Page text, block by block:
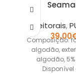
Peitorais,
39,00
Composição:
algodão,
algodão, 5%
Disponível